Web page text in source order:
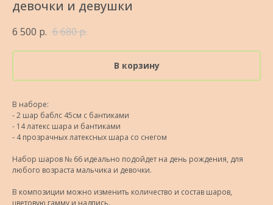
девочки и девушки
6 500 р. 6 680р.
В корзину
В наборе:
- 2 шар баблс 45см с бантиками
- 14 латекс шара и бантиками
- 4 прозрачных латексных шара со снегом
Набор шаров № 66 идеально подойдет на день рождения, для
любого возраста мальчика и девочки.
В композиции можно изменить количество и состав шаров,